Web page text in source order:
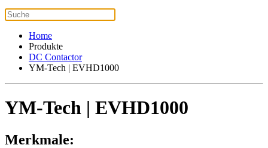
Home
Produkte
DC Contactor
YM-Tech | EVHD1000
YM-Tech | EVHD1000
Merkmale: